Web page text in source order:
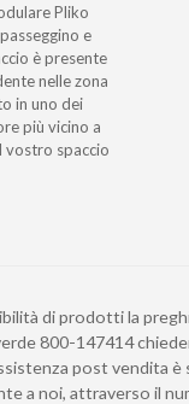
Pliko
e
è presente
nelle zona
in uno dei
più vicino a
vostro spaccio
di prodotti la
800-147414
post vendita è
a noi, attraverso il